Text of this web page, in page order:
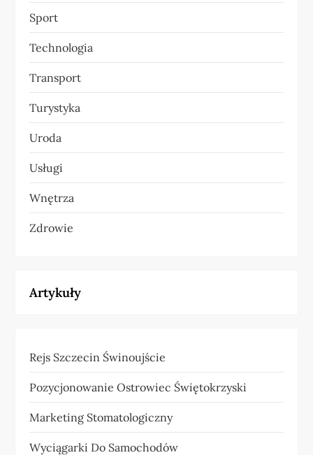
Sport
Technologia
Transport
Turystyka
Uroda
Usługi
Wnętrza
Zdrowie
Artykuły
Rejs Szczecin Świnoujście
Pozycjonowanie Ostrowiec Świętokrzyski
Marketing Stomatologiczny
Wyciągarki Do Samochodów